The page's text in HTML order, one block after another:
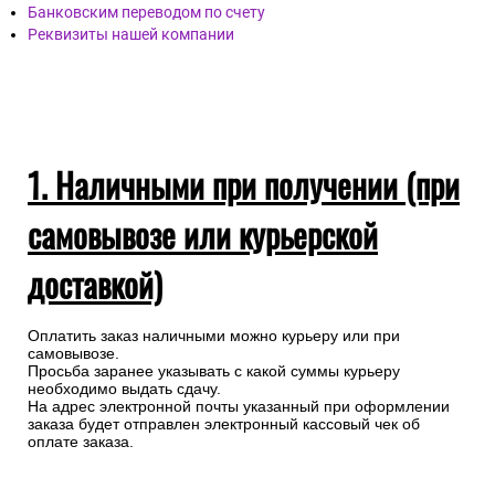
Банковским переводом по счету
Реквизиты нашей компании
1. Наличными при получении (при
самовывозе или курьерской
доставкой)
Оплатить заказ наличными можно курьеру или при
самовывозе.
Просьба заранее указывать с какой суммы курьеру
необходимо выдать сдачу.
На адрес электронной почты указанный при оформлении
заказа будет отправлен электронный кассовый чек об
оплате заказа.